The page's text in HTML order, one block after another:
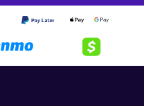
recipient of your card and